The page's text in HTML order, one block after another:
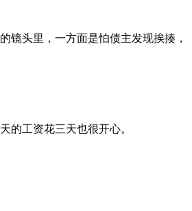
镜头里，一方面是怕债主发现挨揍，
的工资花三天也很开心。